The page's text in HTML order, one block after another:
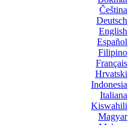
Čeština
Deutsch
English
Español
Filipino
Français
Hrvatski
Indonesia
Italiana
Kiswahili
Magyar